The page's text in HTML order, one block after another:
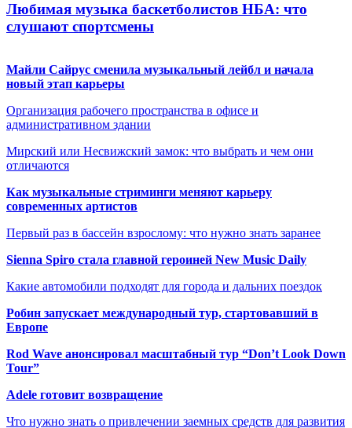
Любимая музыка баскетболистов НБА: что
слушают спортсмены
Майли Сайрус сменила музыкальный лейбл и начала
новый этап карьеры
Организация рабочего пространства в офисе и
административном здании
Мирский или Несвижский замок: что выбрать и чем они
отличаются
Как музыкальные стриминги меняют карьеру
современных артистов
Первый раз в бассейн взрослому: что нужно знать заранее
Sienna Spiro стала главной героиней New Music Daily
Какие автомобили подходят для города и дальних поездок
Робин запускает международный тур, стартовавший в
Европе
Rod Wave анонсировал масштабный тур “Don’t Look Down
Tour”
Adele готовит возвращение
Что нужно знать о привлечении заемных средств для развития